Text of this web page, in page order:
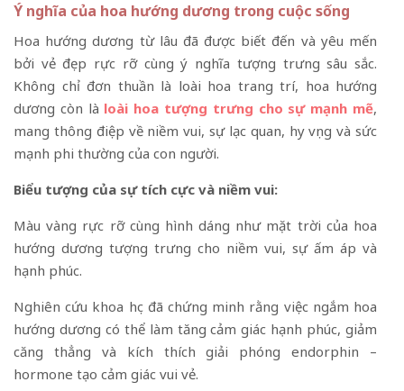
Ý nghĩa của hoa hướng dương trong cuộc sống
Hoa hướng dương từ lâu đã được biết đến và yêu mến
bởi vẻ đẹp rực rỡ cùng ý nghĩa tượng trưng sâu sắc.
Không chỉ đơn thuần là loài hoa trang trí, hoa hướng
dương còn là loài hoa tượng trưng cho sự mạnh mẽ,
mang thông điệp về niềm vui, sự lạc quan, hy vọng và sức
mạnh phi thường của con người.
Biểu tượng của sự tích cực và niềm vui:
Màu vàng rực rỡ cùng hình dáng như mặt trời của hoa
hướng dương tượng trưng cho niềm vui, sự ấm áp và
hạnh phúc.
Nghiên cứu khoa học đã chứng minh rằng việc ngắm hoa
hướng dương có thể làm tăng cảm giác hạnh phúc, giảm
căng thẳng và kích thích giải phóng endorphin –
hormone tạo cảm giác vui vẻ.